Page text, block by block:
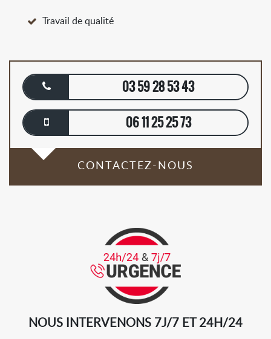
Travail de qualité
03 59 28 53 43
06 11 25 25 73
CONTACTEZ-NOUS
NOUS INTERVENONS 7J/7 ET 24H/24